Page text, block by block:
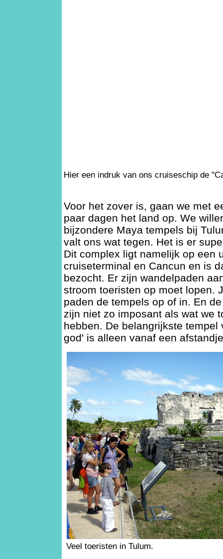
Hier een indruk van ons cruiseschip de
Voor het zover is, gaan we met
paar dagen het land op. We
bijzondere Maya tempels bij
valt ons wat tegen. Het is er
Dit complex ligt namelijk op een
cruiseterminal en Cancun en is
bezocht. Er zijn wandelpaden
stroom toeristen op moet lopen.
paden de tempels op of in. En
zijn niet zo imposant als wat we
hebben. De belangrijkste tempel
god' is alleen vanaf een
Veel toeristen in Tulum.